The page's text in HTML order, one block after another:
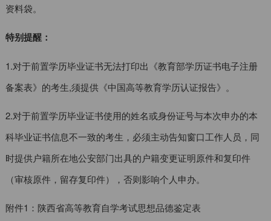
资料袋。
特别提醒：
1.对于前置学历毕业证书无法打印出《教育部学历证书电子注册
备案表》的考生,须提供《中国高等教育学历认证报告》。
2.对于前置学历毕业证书使用的姓名或身份证号与本次申办的本
科毕业证书信息不一致的考生，必须主动告知窗口工作人员，同
时提供户籍所在地公安部门出具的户籍变更证明原件和复印件
（审核原件，留存复印件），否则影响个人申办。
附件1：陕西省高等教育自学考试思想品德鉴定表